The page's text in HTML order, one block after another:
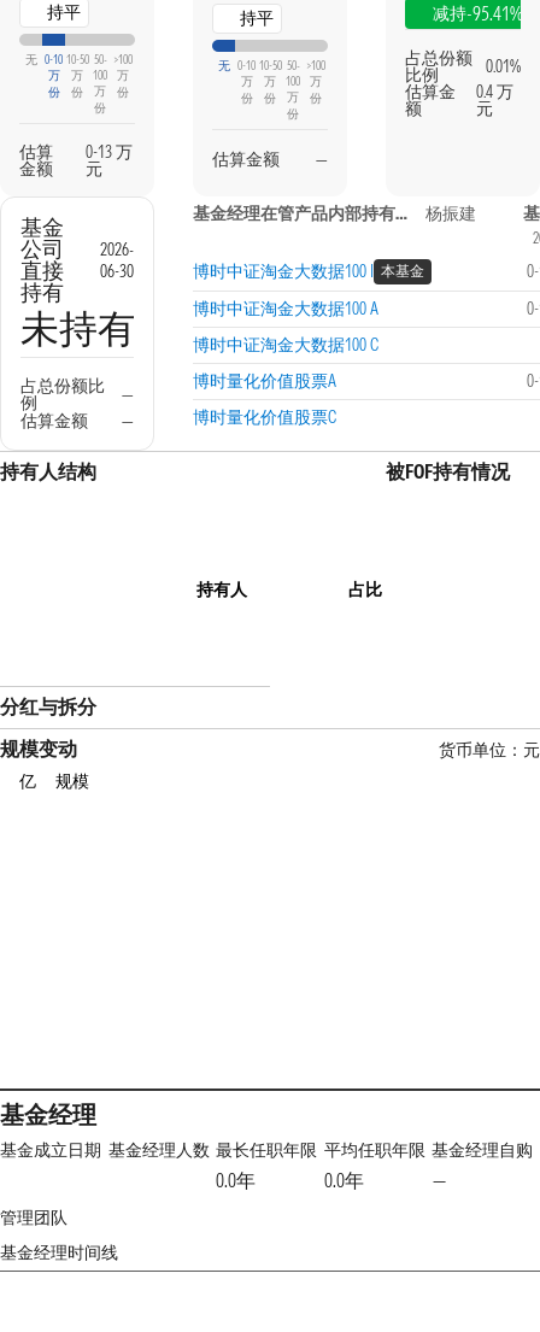
持平
无 0-10
万
份
10-50
万
份
50-
100
万
份
>100
万
份
估算
金额
0-13 万
元
持平
无 0-10
万
份
10-50
万
份
50-
100
万
份
>100
万
份
估算金额 —
减持-95.41%
占总份额
比例
0.01%
估算金
额
0.4 万
元
基金
公司
直接
持有
2026-
06-30
未持有
占总份额比
例
—
估算金额
—
基金经理在管产品内部持有信息 杨振建
博时中证淘金大数据100 I 本基金
博时中证淘金大数据100 A
博时中证淘金大数据100 C
博时量化价值股票A
博时量化价值股票C
持有人结构
持有人 占比
被FOF持有情况
分红与拆分
规模变动
货币单位：元
亿
规模
基金经理
基金成立日期 基金经理人数 最长任职年限
0.0年
平均任职年限
0.0年
基金经理自购
—
管理团队
基金经理时间线